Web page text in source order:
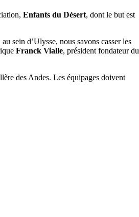
Enfants du Désert, dont le but est
sein d’Ulysse, nous savons casser les
Franck Vialle, président fondateur du
des Andes. Les équipages doivent